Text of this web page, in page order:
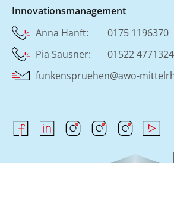
Innovationsmanagement
Anna Hanft: 0175 1196370
Pia Sausner: 01522 4771324
funkenspruehen@awo-